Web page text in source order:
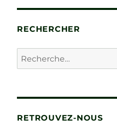
RECHERCHER
Recherche
pour :
RETROUVEZ-NOUS